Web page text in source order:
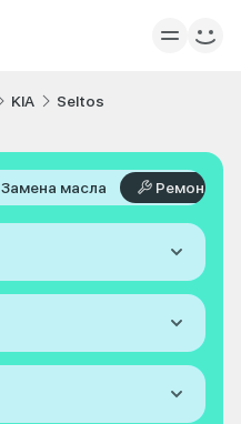
KIA Seltos
Замена масла Ремонт